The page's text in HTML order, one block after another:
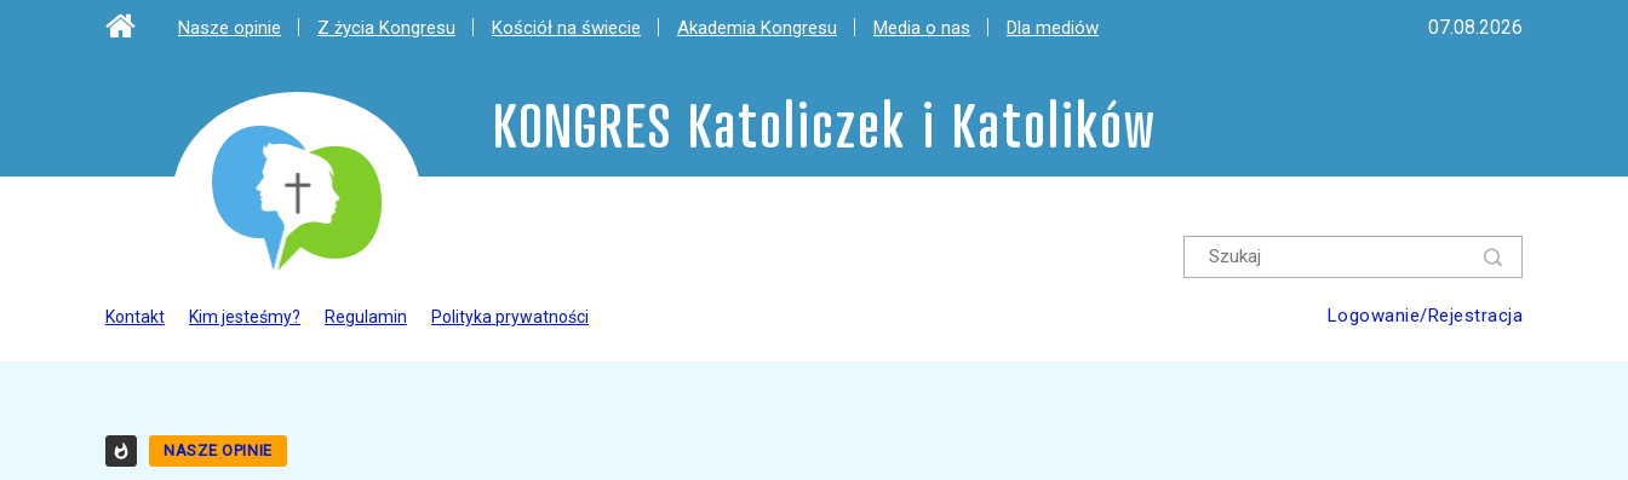
Nasze opinie Z życia Kongresu Kościół na świecie Akademia Kongresu Media o nas Dla mediów 07.08.2026
KONGRES Katoliczek i Katolików
Kontakt Kim jesteśmy? Regulamin Polityka prywatności Logowanie/Rejestracja
NASZE OPINIE